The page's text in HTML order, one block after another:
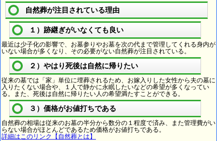
自然葬が注目されている理由
１）跡継ぎがいなくても良い
最近は少子化の影響で、お墓参りやお墓を次の代まで管理してくれる身内が
いない場合が多くなり、その必要がない自然葬が注目されている。
２）やはり死後は自然に帰りたい
従来の墓では「家」単位に埋葬されるため、お嫁入りした女性から夫の墓に
入りたくない場合や、１人で静かに永眠したいなどの希望が多くなってい
る。また、死後は自然に帰りたい人の希望満たすことができる。
３）価格がお値打ちである
自然葬の相場は従来のお墓の半分から数分の１程度で済み、また管理費がい
らない場合がほとんどであるため価格がお値打ちである。
詳細はこのリンク【自然葬とは】